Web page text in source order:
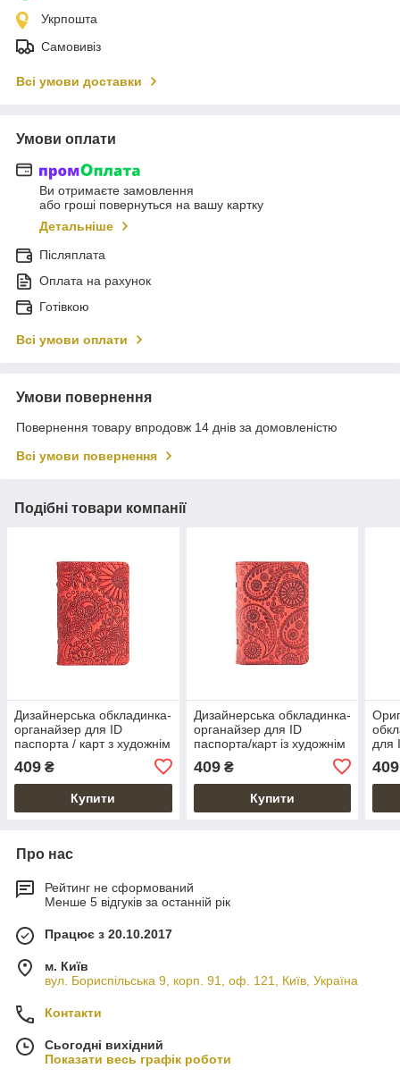
Укрпошта
Самовивіз
Всі умови доставки
Умови оплати
Ви отримаєте замовлення
або гроші повернуться на вашу картку
Детальніше
Післяплата
Оплата на рахунок
Готівкою
Всі умови оплати
Умови повернення
Повернення товару впродовж 14 днів за домовленістю
Всі умови повернення
Подібні товари компанії
Дизайнерська обкладинка-
органайзер для ID
паспорта / карт з художнім
тисненням "Mehendi Art",
червоного кольору
409 ₴
Купити
Дизайнерська обкладинка-
органайзер для ID
паспорта/карт із художнім
червоного кольору
409₴
Купити
для
409
Про нас
Рейтинг не сформований
Менше 5 відгуків за останній рік
Працює з 20.10.2017
м. Київ
вул. Бориспільська 9, корп. 91, оф. 121, Київ, Україна
Контакти
Сьогодні вихідний
Показати весь графік роботи